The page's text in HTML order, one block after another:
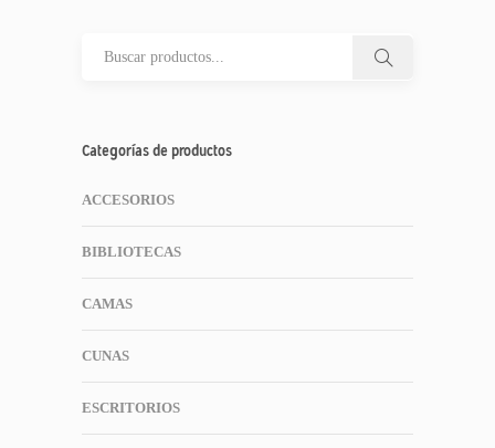
Categorías de productos
ACCESORIOS
BIBLIOTECAS
CAMAS
CUNAS
ESCRITORIOS